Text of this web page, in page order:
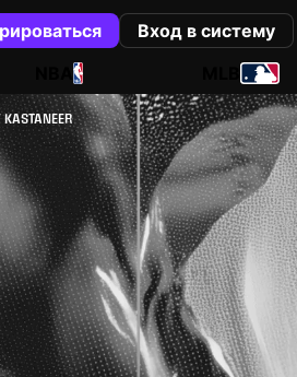
Вход в систему
NBA
KASTANEER